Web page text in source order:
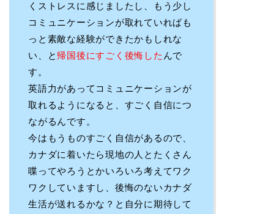
くストレスに感じましたし、もう少し
コミュニケーションが取れていればも
っと素敵な経験ができたかもしれな
い、と 帰国後にすごく後悔した んで
す。
英語力があってコミュニケーションが
取れるようになると、すごく自信につ
ながるんです。
今はもうものすごく自信があるので、
カナダに着いたら現地の人とたくさん
喋ってやろうとかいろいろ考えてワク
ワクしていますし、後悔のないカナダ
生活が送れるかな？と自分に期待して